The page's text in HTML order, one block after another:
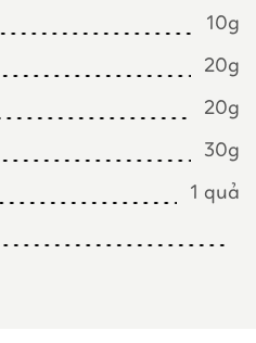
10g
20g
20g
30g
1 quả